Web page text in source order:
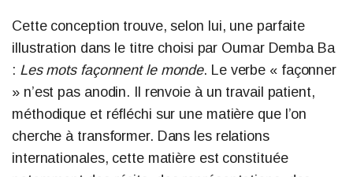
Cette conception trouve, selon lui, une parfaite
illustration dans le titre choisi par Oumar Demba Ba
: Les mots façonnent le monde. Le verbe « façonner
» n’est pas anodin. Il renvoie à un travail patient,
méthodique et réfléchi sur une matière que l’on
cherche à transformer. Dans les relations
internationales, cette matière est constituée